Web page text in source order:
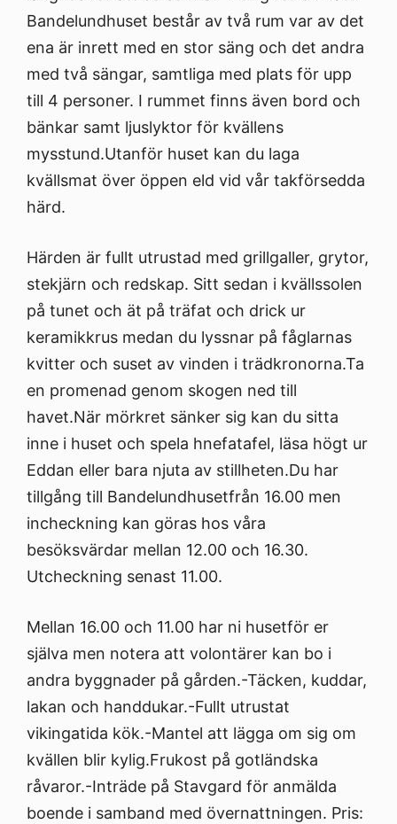
Bandelundhuset består av två rum var av det
ena är inrett med en stor säng och det andra
med två sängar, samtliga med plats för upp
till 4 personer. I rummet finns även bord och
bänkar samt ljuslyktor för kvällens
mysstund.Utanför huset kan du laga
kvällsmat över öppen eld vid vår takförsedda
härd.
Härden är fullt utrustad med grillgaller, grytor,
stekjärn och redskap. Sitt sedan i kvällssolen
på tunet och ät på träfat och drick ur
keramikkrus medan du lyssnar på fåglarnas
kvitter och suset av vinden i trädkronorna.Ta
en promenad genom skogen ned till
havet.När mörkret sänker sig kan du sitta
inne i huset och spela hnefatafel, läsa högt ur
Eddan eller bara njuta av stillheten.Du har
tillgång till Bandelundhusetfrån 16.00 men
incheckning kan göras hos våra
besöksvärdar mellan 12.00 och 16.30.
Utcheckning senast 11.00.
Mellan 16.00 och 11.00 har ni husetför er
själva men notera att volontärer kan bo i
andra byggnader på gården.​-Täcken, kuddar,
lakan och handdukar.-Fullt utrustat
vikingatida kök.-Mantel att lägga om sig om
kvällen blir kylig.Frukost på gotländska
råvaror.-Inträde på Stavgard för anmälda
boende i samband med övernattningen. Pris: